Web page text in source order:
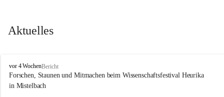
Aktuelles
V
o
l
vor 4 WochenBericht
Forschen, Staunen und Mitmachen beim Wissenschaftsfestival Heurika
in Mistelbach